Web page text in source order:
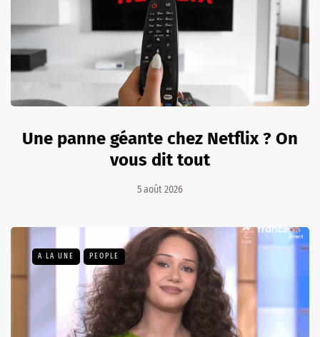
Une panne géante chez Netflix ? On
vous dit tout
5 août 2026
A LA UNE PEOPLE